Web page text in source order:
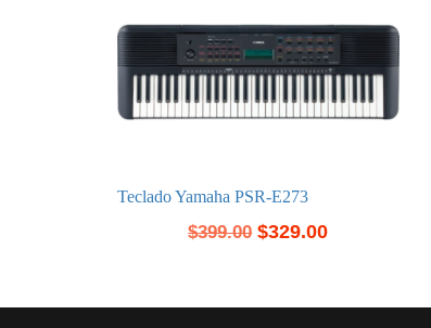
Teclado Yamaha PSR-E273
$399.00 $329.00